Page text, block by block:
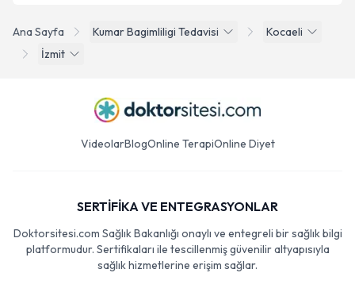
Ana Sayfa Kumar Bagimliligi Tedavisi
Kocaeli
İzmit
VideolarBlogOnline TerapiOnline Diyet
SERTİFİKA VE ENTEGRASYONLAR
Doktorsitesi.com Sağlık Bakanlığı onaylı ve entegreli bir sağlık bilgi
platformudur. Sertifikaları ile tescillenmiş güvenilir altyapısıyla
sağlık hizmetlerine erişim sağlar.